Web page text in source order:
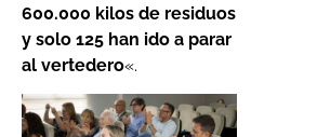
600.000 kilos de residuos
y solo 125 han ido a parar
al vertedero«.